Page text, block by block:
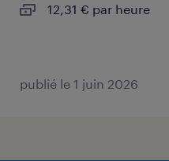
12,31 € par heure
publié le 1 juin 2026